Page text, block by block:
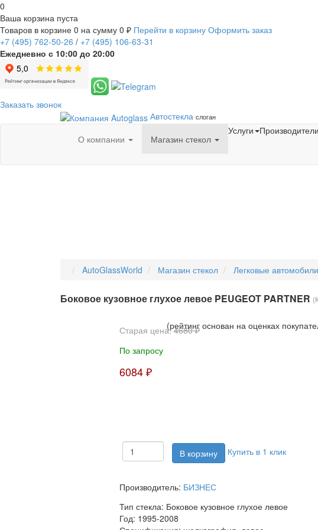
0
Ваша корзина пуста
Товаров в корзине 0 на сумму 0 ₽ Перейти в корзину Оформить заказ
+7 (495) 762-50-26 / +7 (495) 106-63-31
Ежедневно с 10:00 до 20:00
Заказать звонок
Автостекла слоган
О компании Магазин стекол
Услуги Производители
AutoGlassWorld Магазин стекол Легковые автомобили
Боковое кузовное глухое левое PEUGEOT PARTNER
(рейтинг основан на оценках
Старая цена:4680 ₽
По запросу
6084 ₽
Купить в 1 клик
Производитель: БИЗНЕС
Тип стекла: Боковое кузовное глухое левое
Год: 1995-2008